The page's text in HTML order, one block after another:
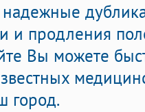
надежные
и продления
Вы можете
город.